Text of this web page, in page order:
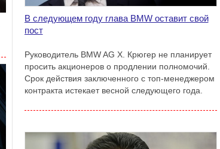
В следующем году глава BMW оставит свой
пост
Руководитель BMW AG Х. Крюгер не планирует
просить акционеров о продлении полномочий.
Срок действия заключенного с топ-менеджером
контракта истекает весной следующего года.